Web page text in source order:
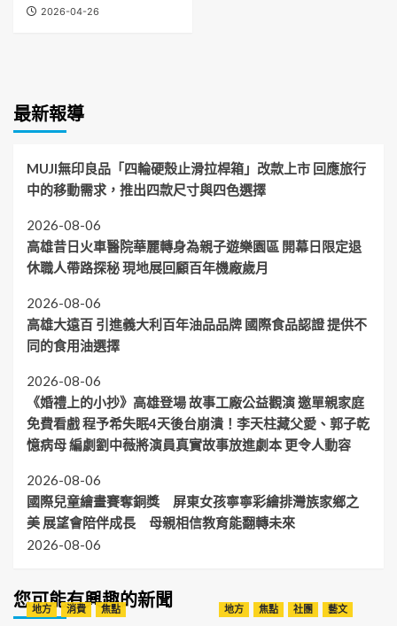
2026-04-26
最新報導
MUJI無印良品「四輪硬殼止滑拉桿箱」改款上市 回應旅行
中的移動需求，推出四款尺寸與四色選擇
2026-08-06
高雄昔日火車醫院華麗轉身為親子遊樂園區 開幕日限定退
休職人帶路探秘 現地展回顧百年機廠歲月
2026-08-06
高雄大遠百 引進義大利百年油品品牌 國際食品認證 提供不
同的食用油選擇
2026-08-06
《婚禮上的小抄》高雄登場 故事工廠公益觀演 邀單親家庭
免費看戲 程予希失眠4天後台崩潰！李天柱藏父愛、郭子乾
憶病母 編劇劉中薇將演員真實故事放進劇本 更令人動容
2026-08-06
國際兒童繪畫賽奪銅獎 屏東女孩寧寧彩繪排灣族家鄉之
美 展望會陪伴成長 母親相信教育能翻轉未來
2026-08-06
您可能有興趣的新聞
地方 消費 焦點 地方 焦點 社團 藝文